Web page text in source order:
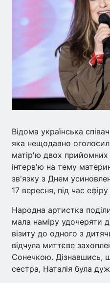
Відома українська
яка нещодавно
матір'ю двох прийомних
інтерв'ю на тему
зв'язку з Днем
17 вересня, під час
Народна артистка
мала наміру удочеряти
візиту до одного з
відчула миттєве
Сонечкою. Дізнавшись,
сестра, Наталія була